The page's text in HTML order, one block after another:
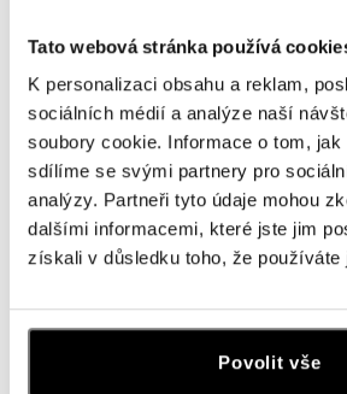
Tato webová stránka používá
K personalizaci obsahu a reklam,
sociálních médií a analýze naší
soubory cookie. Informace o tom, jak
sdílíme se svými partnery pro
analýzy. Partneři tyto údaje mohou
dalšími informacemi, které jste jim
získali v důsledku toho, že používáte
Povolit vše
ALOve OC Olympia, Brno
U Dálnice 777, 664 42 Brno
tel.: +420604389337
dnes otevřeno od 10:00
ALOve Westfield Černý most,
Chlumecká 765/6, 198 19 Praha 9
dnes otevřeno od 09:00